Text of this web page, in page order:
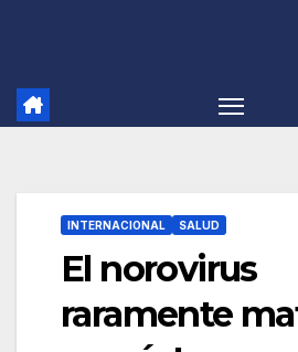
INTERNACIONAL SALUD
El norovirus
raramente